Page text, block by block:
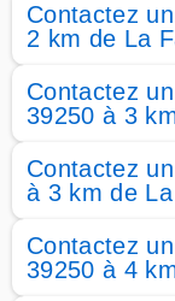
Contactez
2 km de La
Contactez
39250 à 3
Contactez
à 3 km de
Contactez
39250 à 4